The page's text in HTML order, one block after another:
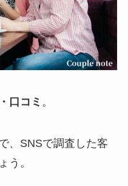
口コミ 。
、SNSで調査した客
う。